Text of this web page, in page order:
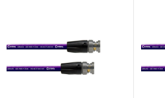
Готовый инструментальный кабель
Готовый акустический кабель